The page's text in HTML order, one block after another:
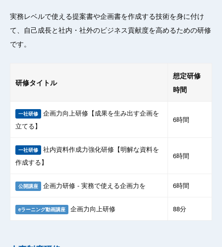
実務レベルで使える提案書や企画書を作成する技術を身に付け
て、自己成長と社内・社外のビジネス貢献度を高めるための研修
です。
研修タイトル
想定研修
時間
一社研修 企画力向上研修【成果を生み出す企画を
立てる】
6時間
一社研修 社内資料作成力強化研修【明解な資料を
作成する】
6時間
公開講座 企画力研修 - 実務で使える企画力を 6時間
eラーニング動画講座 企画力向上研修 88分